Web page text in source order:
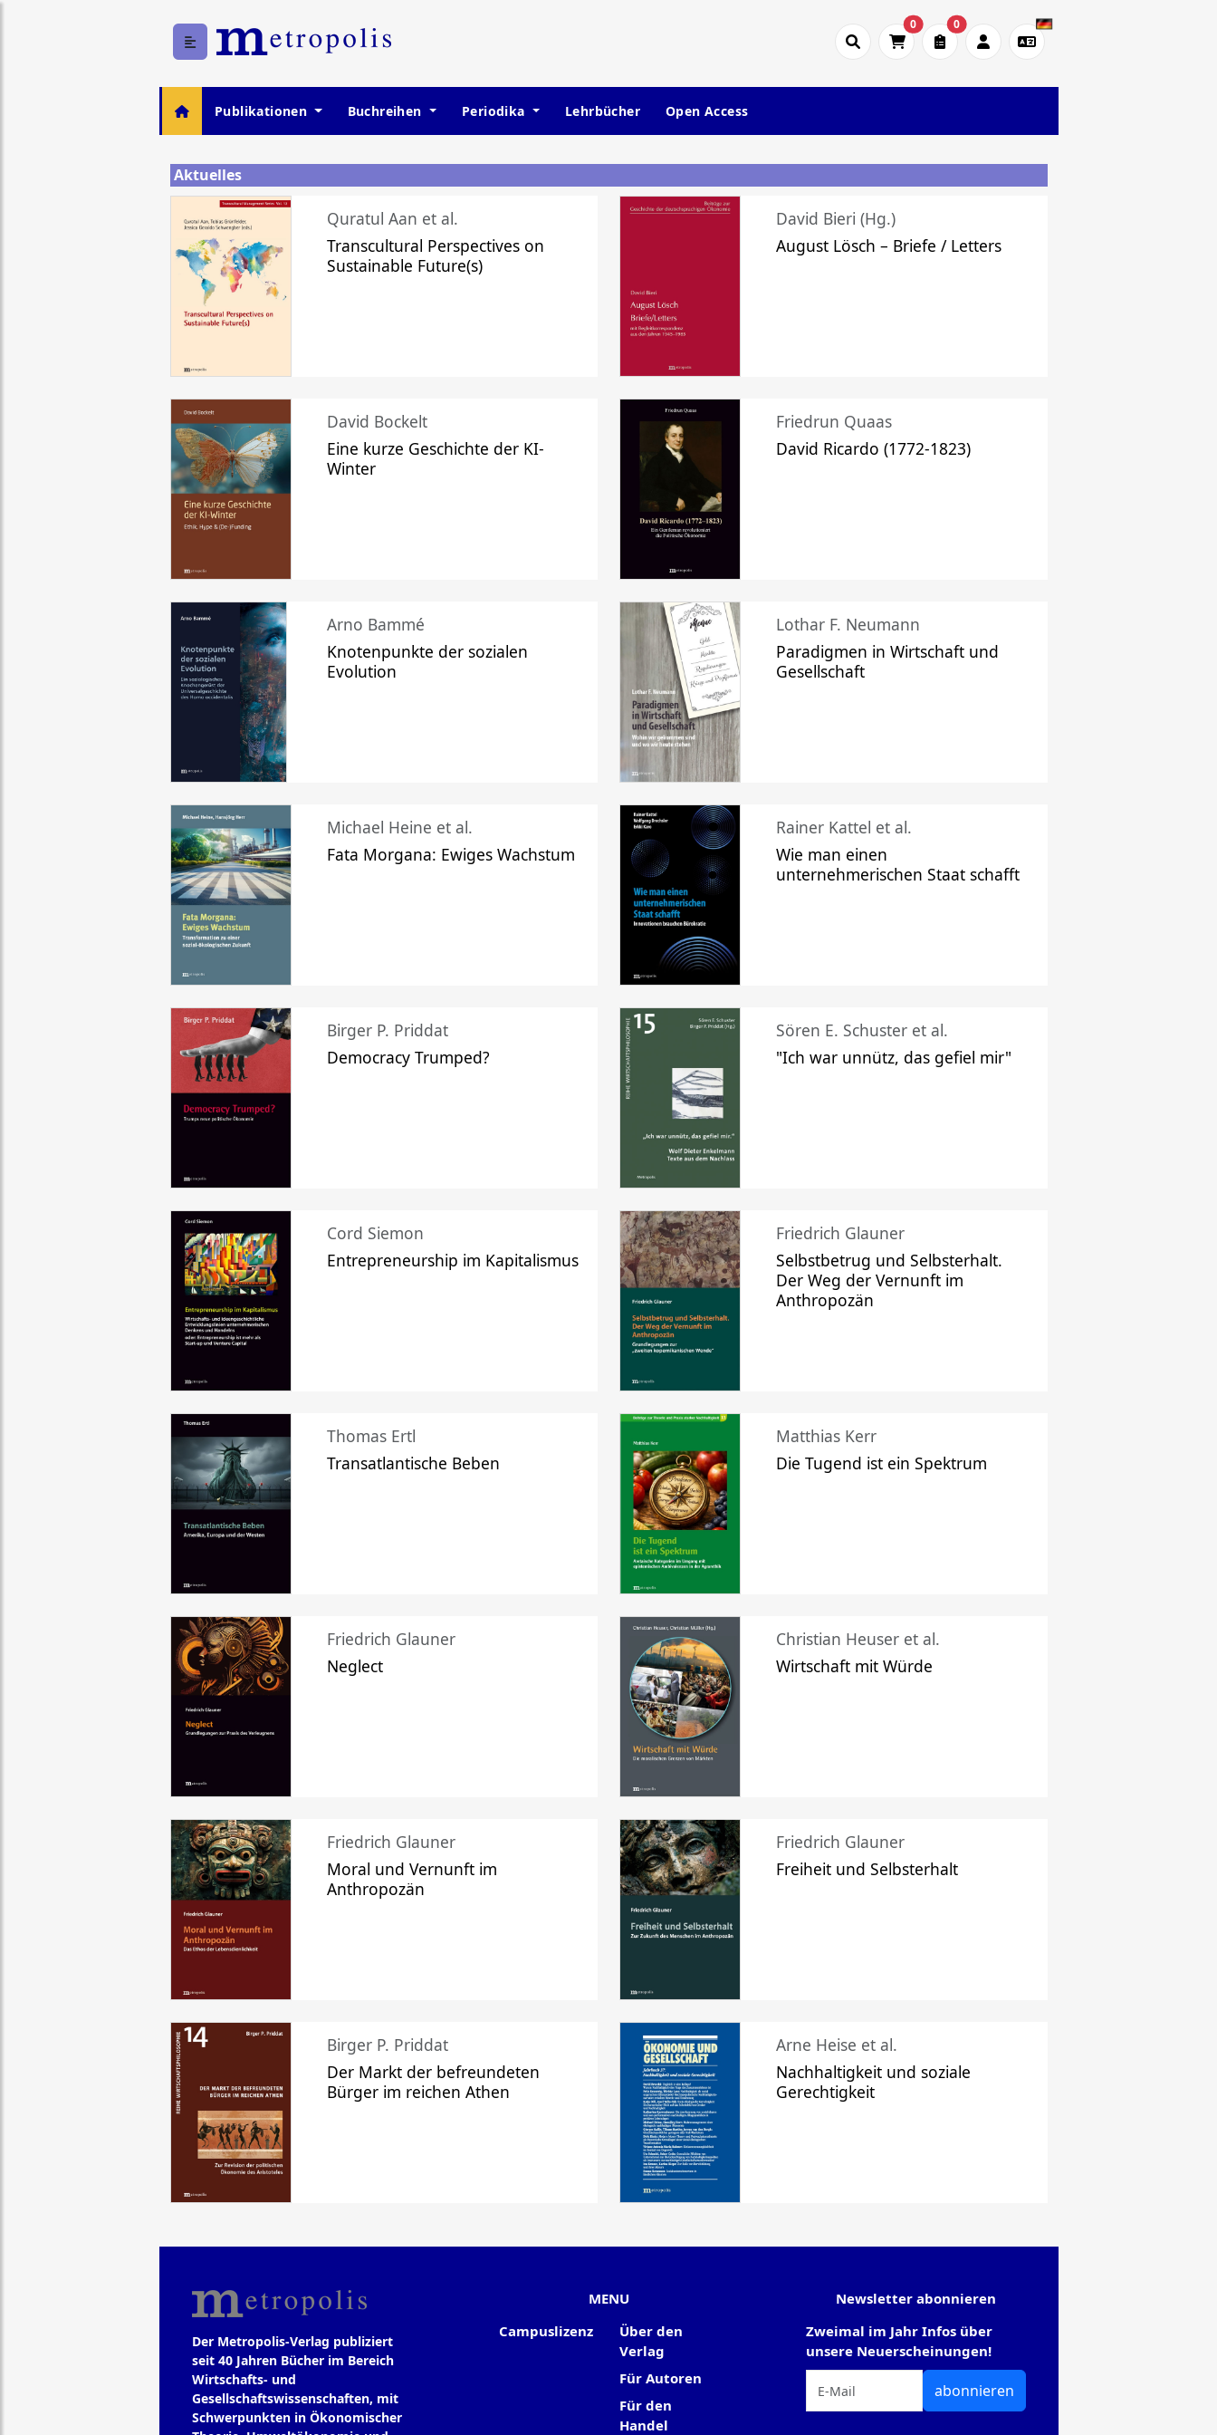
0 0
Publikationen Buchreihen Periodika Lehrbücher Open Access
Aktuelles
Quratul Aan et al.
Transcultural Perspectives on
Sustainable Future(s)
David Bieri (Hg.)
August Lösch – Briefe / Letters
David Bockelt
Eine kurze Geschichte der KI-
Winter
Friedrun Quaas
David Ricardo (1772-1823)
Arno Bammé
Knotenpunkte der sozialen
Evolution
Lothar F. Neumann
Paradigmen in Wirtschaft und
Gesellschaft
Michael Heine et al.
Fata Morgana: Ewiges Wachstum
Rainer Kattel et al.
Wie man einen
unternehmerischen Staat schafft
Birger P. Priddat
Democracy Trumped?
Sören E. Schuster et al.
"Ich war unnütz, das gefiel mir"
Cord Siemon
Entrepreneurship im Kapitalismus
Friedrich Glauner
Selbstbetrug und Selbsterhalt.
Der Weg der Vernunft im
Anthropozän
Thomas Ertl
Transatlantische Beben
Matthias Kerr
Die Tugend ist ein Spektrum
Friedrich Glauner
Neglect
Christian Heuser et al.
Wirtschaft mit Würde
Friedrich Glauner
Moral und Vernunft im
Anthropozän
Friedrich Glauner
Freiheit und Selbsterhalt
Birger P. Priddat
Der Markt der befreundeten
Bürger im reichen Athen
Arne Heise et al.
Nachhaltigkeit und soziale
Gerechtigkeit
Der Metropolis-Verlag publiziert
seit 40 Jahren Bücher im Bereich
Wirtschafts- und
Gesellschaftswissenschaften, mit
Schwerpunkten in Ökonomischer
MENU
Campuslizenz
Über den
Verlag
Für Autoren
Für den
Handel
Newsletter abonnieren
Zweimal im Jahr Infos über
unsere Neuerscheinungen!
abonnieren